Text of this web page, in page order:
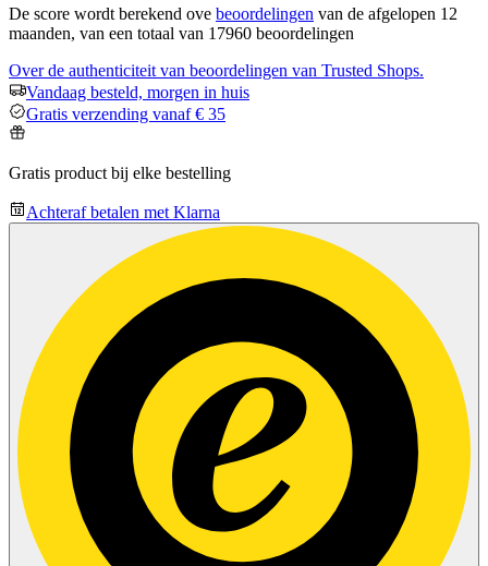
De score wordt berekend ove beoordelingen van de afgelopen 12
maanden, van een totaal van 17960 beoordelingen
Over de authenticiteit van beoordelingen van Trusted Shops.
Vandaag besteld, morgen in huis
Gratis verzending vanaf € 35
Gratis product bij elke bestelling
Achteraf betalen met Klarna